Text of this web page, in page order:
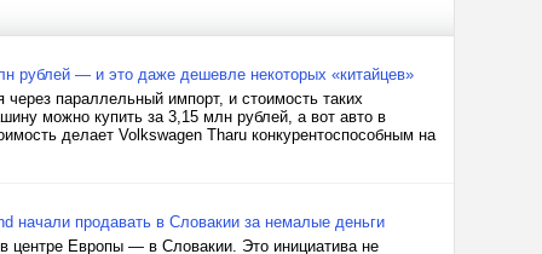
рублей — и это даже дешевле некоторых «китайцев»
параллельный импорт, и стоимость таких
можно купить за 3,15 млн рублей, а вот авто в
делает Volkswagen Tharu конкурентоспособным на
начали продавать в Словакии за немалые деньги
центре Европы — в Словакии. Это инициатива не